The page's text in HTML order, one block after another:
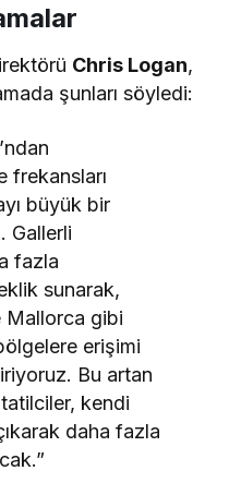
Chris Logan,
şunları söyledi:
frekansları
büyük bir
Gallerli
fazla
sunarak,
Mallorca gibi
erişimi
Bu artan
kendi
daha fazla